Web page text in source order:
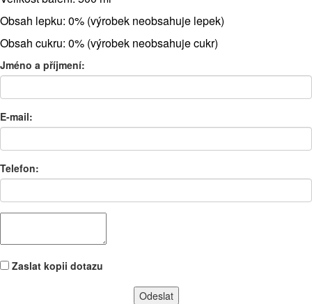
Obsah lepku: 0% (výrobek neobsahuje lepek)
Obsah cukru: 0% (výrobek neobsahuje cukr)
Jméno a příjmení:
E-mail:
Telefon:
Zaslat kopii dotazu